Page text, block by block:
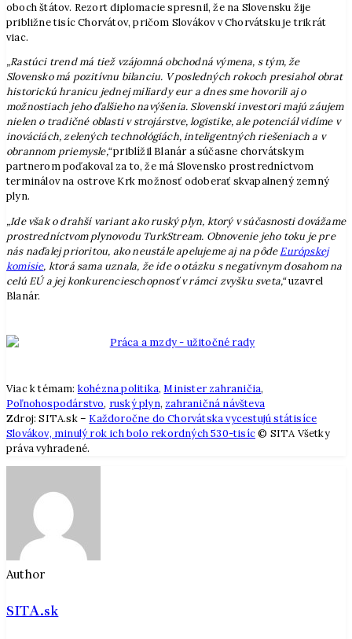
oboch štátov. Rezort diplomacie spresnil, že na Slovensku žije
približne tisíc Chorvátov, pričom Slovákov v Chorvátsku je trikrát
viac.
„Rastúci trend má tiež vzájomná obchodná výmena, s tým, že
Slovensko má pozitívnu bilanciu. V posledných rokoch presiahol obrat
historickú hranicu jednej miliardy eur a dnes sme hovorili aj o
možnostiach jeho ďalšieho navýšenia. Slovenskí investori majú záujem
nielen o tradičné oblasti v strojárstve, logistike, ale potenciál vidíme v
inováciách, zelených technológiách, inteligentných riešeniach a v
obrannom priemysle,“priblížil Blanár a súčasne chorvátskym
partnerom poďakoval za to, že má Slovensko prostredníctvom
terminálov na ostrove Krk možnosť odoberať skvapalnený zemný
plyn.
„Ide však o drahší variant ako ruský plyn, ktorý v súčasnosti dovážame
prostredníctvom plynovodu TurkStream. Obnovenie jeho toku je pre
nás naďalej prioritou, ako neustále apelujeme aj na pôdeEurópskej
komisie, ktorá sama uznala, že ide o otázku s negatívnym dosahom na
celú EÚ a jej konkurencieschopnosť v rámci zvyšku sveta,“uzavrel
Blanár.
Viac k témam: kohézna politika,Minister zahraničia,
Poľnohospodárstvo, ruský plyn, zahraničná návšteva
Zdroj: SITA.sk – Každoročne do Chorvátska vycestujú státisíce
Slovákov, minulý rok ich bolo rekordných 530-tisíc© SITA Všetky
práva vyhradené.
Author
SITA.sk